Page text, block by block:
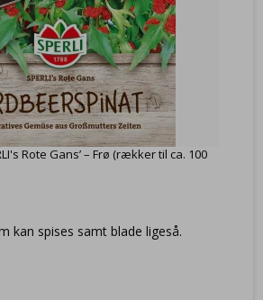
Rote Gans’ – Frø (rækker til ca. 100
kan spises samt blade ligeså.